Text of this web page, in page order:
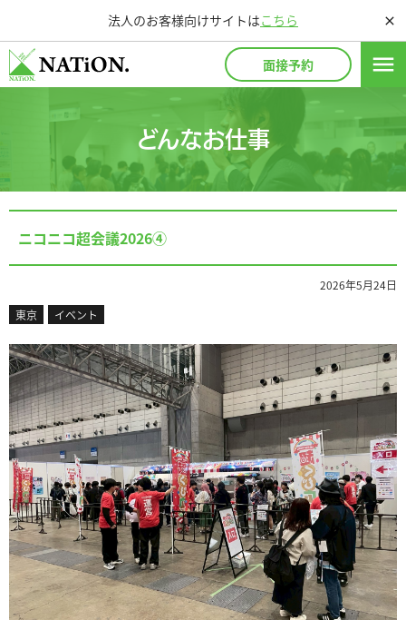
法人のお客様向けサイトはこちら close
面接予約 menu
どんなお仕事
ニコニコ超会議2026④
2026年5月24日
東京
イベント